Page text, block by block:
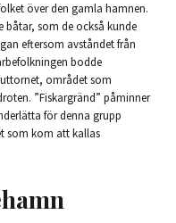
över den gamla hamnen.
båtar, som de också kunde
eftersom avståndet från
bodde
området som
”Fiskargränd” påminner
för denna grupp
som kom att kallas